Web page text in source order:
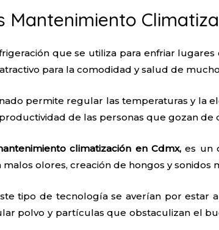
Mantenimiento
que se utiliza para enfriar
para la comodidad y salud de
permite regular las temperaturas y la
de las personas que gozan de
climatización en Cdmx,es un
olores, creación de hongos y
tipo de tecnología se averían por estar
polvo y partículas que obstaculizan el